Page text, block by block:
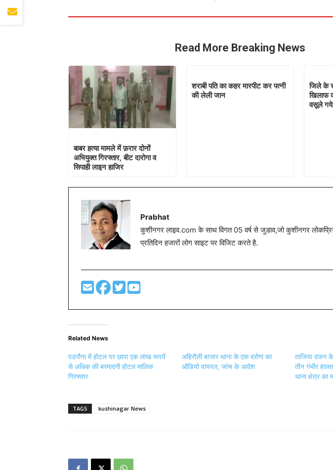
Read More Breaking News
बाबर हत्या मामले में फ़रार दोनों
अभियुक्त गिरफ्तार, बीट दारोगा व
सिपाही लाइन हाजिर
शराबी पति का कहर मारपीट कर पत्नी
की लेली जान
जिले के
खिलाफ
वसूले
Prabhat
कुशीनगर लाइव.com के साथ विगत 05 वर्ष से जुडाव,जो कुशीनगर
प्रतिदिन हजारों लोग साइट पर विजिट करते है.
Related News
पडरौना में होटल पर छापा एक लाख रूपयें
से अधिक की बरमादगी होटल मालिक
गिरफ्तार
अहिरौली बाजार थाना के एक दरोगा का
ऑडियो वायरल, जांच के आदेश
ताजिया दफन के
तीन गंभीर
थाना क्षेत्र का
TAGS kushinagar News